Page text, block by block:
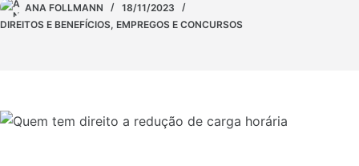
ANA FOLLMANN
18/11/2023
DIREITOS E BENEFÍCIOS, EMPREGOS E CONCURSOS